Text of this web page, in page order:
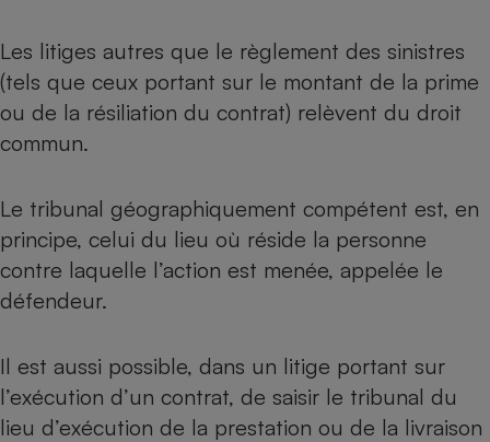
Les litiges autres que le règlement des sinistres
(tels que ceux portant sur le montant de la prime
ou de la résiliation du contrat) relèvent du droit
commun.
Le tribunal géographiquement compétent est, en
principe, celui du lieu où réside la personne
contre laquelle l’action est menée, appelée le
défendeur.
Il est aussi possible, dans un litige portant sur
l’exécution d’un contrat, de saisir le tribunal du
lieu d’exécution de la prestation ou de la livraison